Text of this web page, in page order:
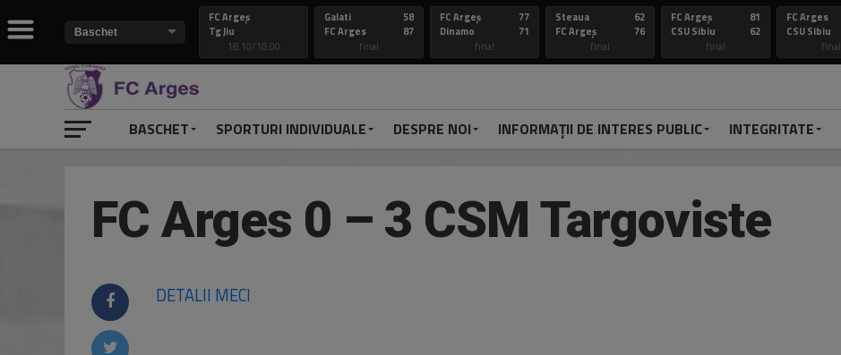
FC Argeș
Tg Jiu
18.10/18.00
Galati
FC Arges
58
87
final
FC Argeș
Dinamo
77
71
final
Steaua
FC Argeș
62
76
final
FC Argeș
CSU Sibiu
81
62
final
FC Arges
CSU Sibiu
final
BASCHET SPORTURI INDIVIDUALE DESPRE NOI INFORMAȚII DE INTERES PUBLIC INTEGRITATE
FC Arges 0 – 3 CSM Targoviste
DETALII MECI